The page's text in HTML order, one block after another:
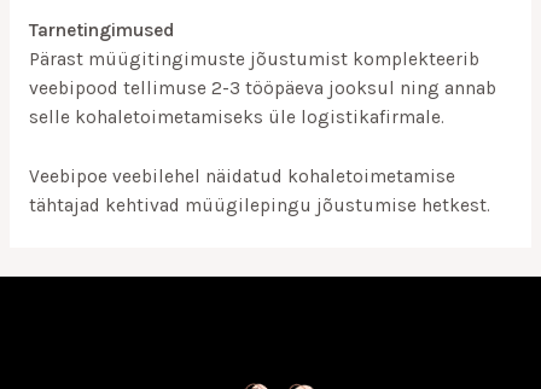
Tarnetingimused
Pärast müügitingimuste jõustumist komplekteerib
veebipood tellimuse 2-3 tööpäeva jooksul ning annab
selle kohaletoimetamiseks üle logistikafirmale.
Veebipoe veebilehel näidatud kohaletoimetamise
tähtajad kehtivad müügilepingu jõustumise hetkest.